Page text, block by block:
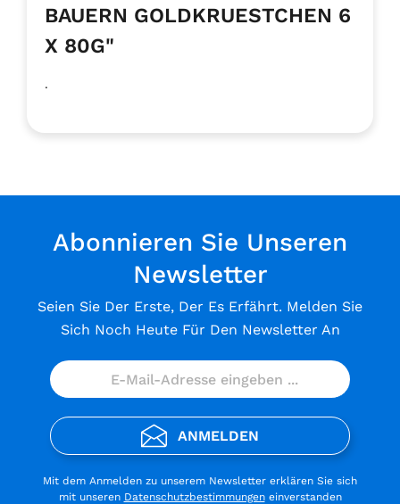
BAUERN GOLDKRUESTCHEN 6
X 80G"
.
Abonnieren Sie Unseren
Newsletter
Seien Sie Der Erste, Der Es Erfährt. Melden Sie
Sich Noch Heute Für Den Newsletter An
ANMELDEN
Mit dem Anmelden zu unserem Newsletter erklären Sie sich
mit unseren Datenschutzbestimmungeneinverstanden